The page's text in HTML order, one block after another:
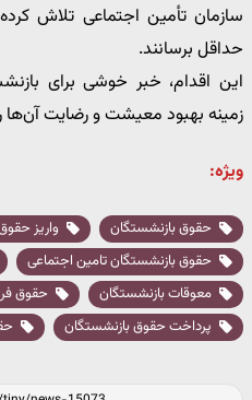
سازمان تأمین اجتماعی تلاش
حداقل برسانند.
این اقدام، خبر خوشی برای
زمینه بهبود معیشت و رضایت آن‌ها
ویژه:
حقوق بازنشستگان
واریز
حقوق بازنشستگان تامین اجتماعی
معوقات بازنشستگان
حقوق
پرداخت حقوق بازنشستگان